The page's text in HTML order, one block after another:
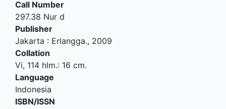
Call Number
297.38 Nur d
Publisher
Jakarta : Erlangga., 2009
Collation
Vi, 114 hlm.: 16 cm.
Language
Indonesia
ISBN/ISSN